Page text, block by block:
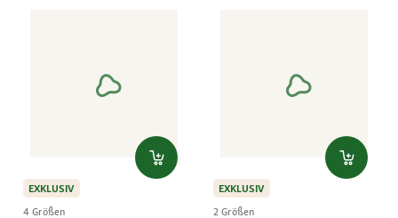
EXKLUSIV
4 Größen
EXKLUSIV
2 Größen